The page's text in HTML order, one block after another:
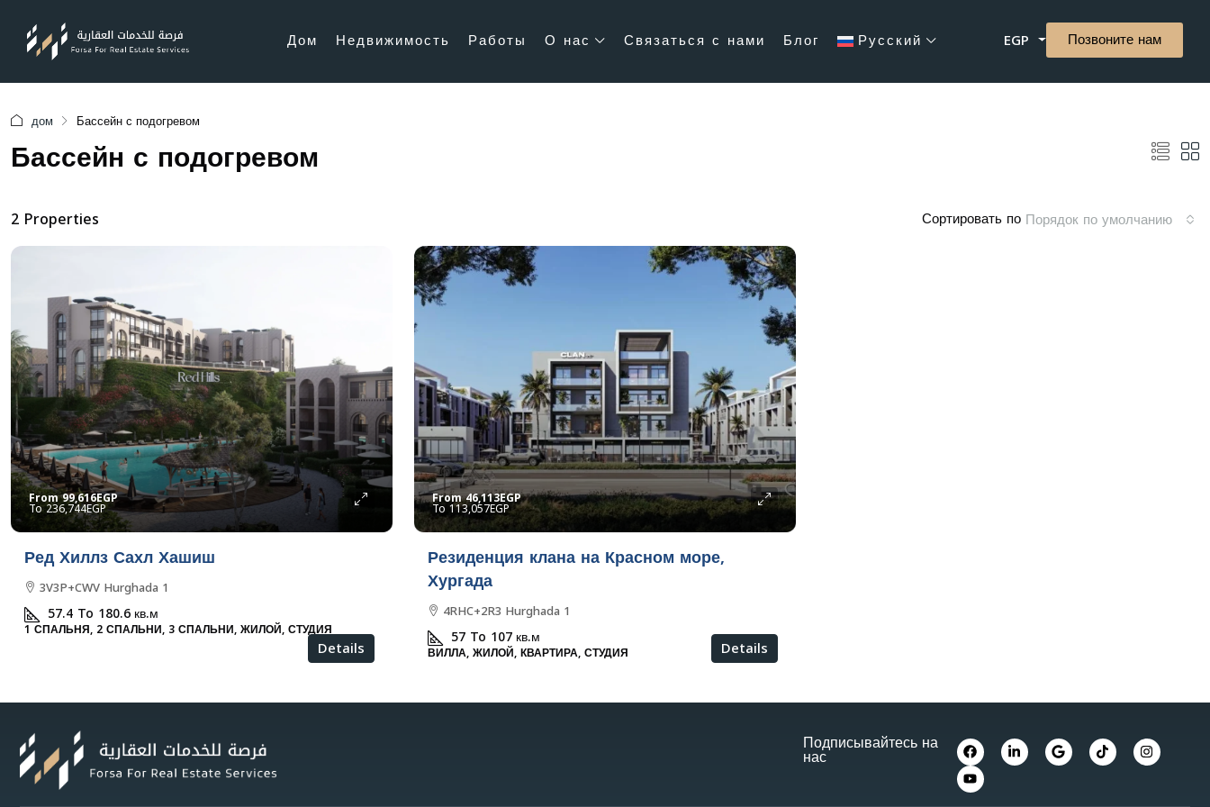
Дом Недвижимость Работы О нас Связаться с нами Блог Русский EGP Позвоните нам
дом Бассейн с подогревом
Бассейн с подогревом
2 Properties Сортировать по Порядок по умолчанию
From99,616EGP
236,744EGP
Ред Хиллз Сахл Хашиш
3V3P+CWV Hurghada 1
57.4 To 180.6кв.м
1 СПАЛЬНЯ, 2 СПАЛЬНИ, 3 СПАЛЬНИ, ЖИЛОЙ, СТУДИЯ
Details
From46,113EGP
113,057EGP
Резиденция клана на Красном море,
Хургада
4RHC+2R3 Hurghada 1
57 To 107кв.м
ВИЛЛА, ЖИЛОЙ, КВАРТИРА, СТУДИЯ Details
Подписывайтесь на
нас